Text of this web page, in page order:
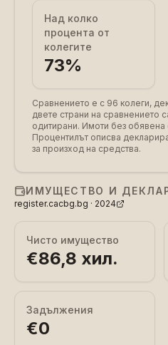
Над колко
процента от
колегите
73%
Сравнението е с 96 колеги,
двете страни на сравнението
одитирани. Имоти без обявена
Процентилът описва
за произход на средства.
ИМУЩЕСТВО И
register.cacbg.bg · 2024
Чисто имущество
€86,8 хил.
Задължения
€0